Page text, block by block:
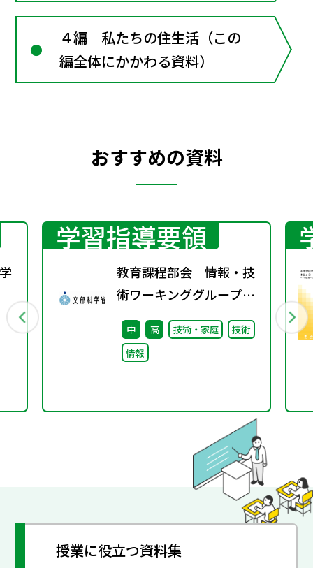
４編 私たちの住生活（この
編全体にかかわる資料）
おすすめの資料
学習指導要領
教育課程部会 情報・技
術ワーキンググループ
（第9回）配付資料
中 高 技術・家庭
技術
情報
授業に役立つ資料集